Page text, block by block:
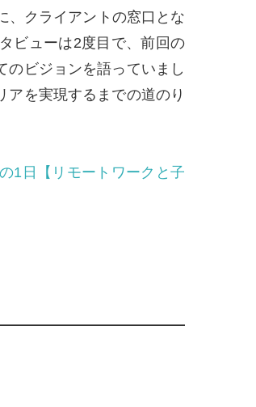
、クライアントの窓口とな
ビューは2度目で、前回の
のビジョンを語っていまし
アを実現するまでの道のり
1日【リモートワークと子